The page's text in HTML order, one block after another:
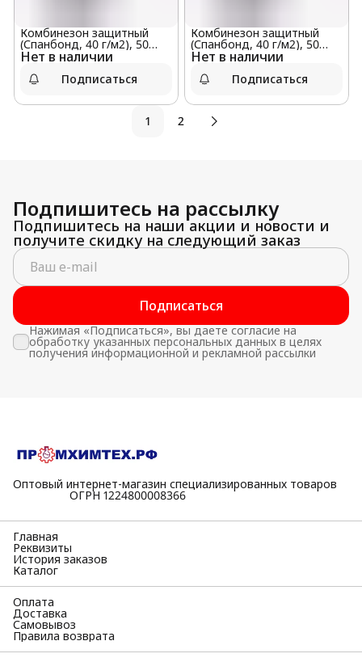
Нет в наличии
Комбинезон защитный
(Спанбонд, 40 г/м2), 50
штук в мешке, размер S
Подписаться
Нет в наличии
Комбинезон защитный
(Спанбонд, 40 г/м2), 50
штук в мешке, размер L
Подписаться
1 2
Подпишитесь на рассылку
Подпишитесь на наши акции и новости и
получите скидку на следующий заказ
Подписаться
Нажимая «Подписаться», вы даете согласие на
обработку указанных персональных данных в целях
получения информационной и рекламной рассылки
Оптовый интернет-магазин специализированных товаров
⠀⠀⠀⠀⠀⠀⠀ОГРН 1224800008366
Главная
Реквизиты
История заказов
Каталог
Оплата
Доставка
Самовывоз
Правила возврата